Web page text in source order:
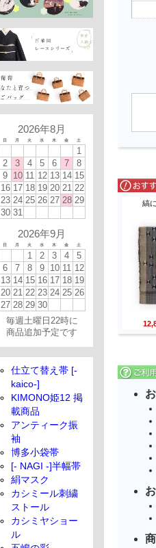
縞
2026年8月
日 月 火 水 木 金 土
1
2
3 4 5 6 7
8
9 10 11 12 13 14 15
16 17 18 19 20 21 22
23 24 25 26 27 28 29
30 31
2026年9月
日 月 火 水 木 金 土
1 2 3 4
5
6
7 8 9 10 11 12
13 14 15 16 17 18 19
20 21 22 23 24 25 26
27 28 29 30
毎週土曜日22時に
商品追加予定です
仕立て替え帯 [-
kaico-]
KIMONO姫12 掲
載商品
アンティーク振
袖
博多小袋帯
[- NAGI -]半幅帯
絹マスク
カシミール刺繍
ストール
カシミヤショー
ル